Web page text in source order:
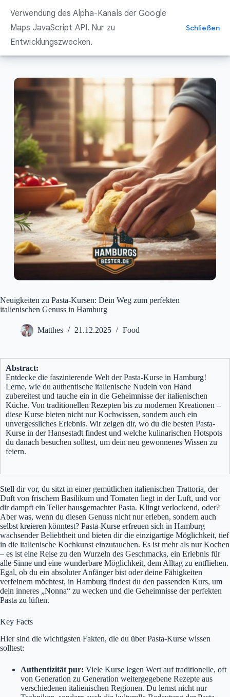
Inhalt
springen
Neuigkeiten zu Pasta-Kursen: Dein Weg zum perfekten
italienischen Genuss in Hamburg
Matthes 21.12.2025 Food
Abstract:
Entdecke die faszinierende Welt der Pasta-Kurse in Hamburg!
Lerne, wie du authentische italienische Nudeln von Hand
zubereitest und tauche ein in die Geheimnisse der italienischen
Küche. Von traditionellen Rezepten bis zu modernen Kreationen –
diese Kurse bieten nicht nur Kochwissen, sondern auch ein
unvergessliches Erlebnis. Wir zeigen dir, wo du die besten Pasta-
Kurse in der Hansestadt findest und welche kulinarischen Hotspots
du danach besuchen solltest, um dein neu gewonnenes Wissen zu
feiern.
Stell dir vor, du sitzt in einer gemütlichen italienischen Trattoria, der
Duft von frischem Basilikum und Tomaten liegt in der Luft, und vor
dir dampft ein Teller hausgemachter Pasta. Klingt verlockend, oder?
Aber was, wenn du diesen Genuss nicht nur erleben, sondern auch
selbst kreieren könntest? Pasta-Kurse erfreuen sich in Hamburg
wachsender Beliebtheit und bieten dir die einzigartige Möglichkeit, tief
in die italienische Kochkunst einzutauchen. Es ist mehr als nur Kochen
– es ist eine Reise zu den Wurzeln des Geschmacks, ein Erlebnis für
alle Sinne und eine wunderbare Möglichkeit, dem Alltag zu entfliehen.
Egal, ob du ein absoluter Anfänger bist oder deine Fähigkeiten
verfeinern möchtest, in Hamburg findest du den passenden Kurs, um
dein inneres „Nonna“ zu wecken und die Geheimnisse der perfekten
Pasta zu lüften.
Key Facts
Hier sind die wichtigsten Fakten, die du über Pasta-Kurse wissen
solltest:
Authentizität pur: Viele Kurse legen Wert auf traditionelle, oft
von Generation zu Generation weitergegebene Rezepte aus
verschiedenen italienischen Regionen. Du lernst nicht nur
Verwendung des Alpha-Kanals der Google
Maps JavaScript API. Nur zu
Entwicklungszwecken.
Schließen